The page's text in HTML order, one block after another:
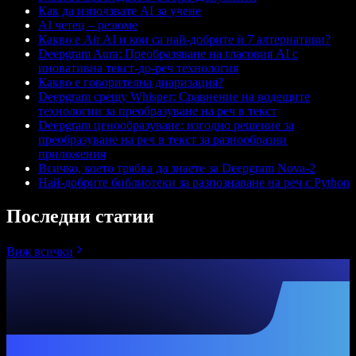
Как да използвате AI за учене
AI четец – резюме
Какво е Air AI и кои са най-добрите ѝ 7 алтернативи?
Deepgram Aura: Преобразяване на гласовия AI с
иновативна текст-до-реч технология
Какво е говорителна диаризация?
Deepgram срещу Whisper: Сравнение на водещите
технологии за преобразуване на реч в текст
Deepgram ценообразуване: изгодно решение за
преобразуване на реч в текст за разнообразни
приложения
Всичко, което трябва да знаете за Deepgram Nova-2
Най-добрите библиотеки за разпознаване на реч с Python
Последни статии
Виж всички